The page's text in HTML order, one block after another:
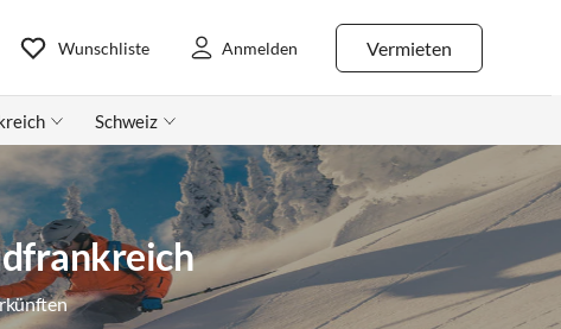
Vermieten
Wunschliste Anmelden
Schweiz